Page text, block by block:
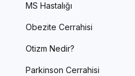
MS Hastalığı
Obezite Cerrahisi
Otizm Nedir?
Parkinson Cerrahisi